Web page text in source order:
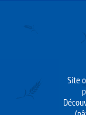
Site